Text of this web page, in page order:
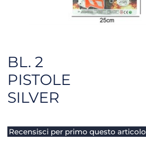
BL. 2
PISTOLE
SILVER
Recensisci per primo questo articolo